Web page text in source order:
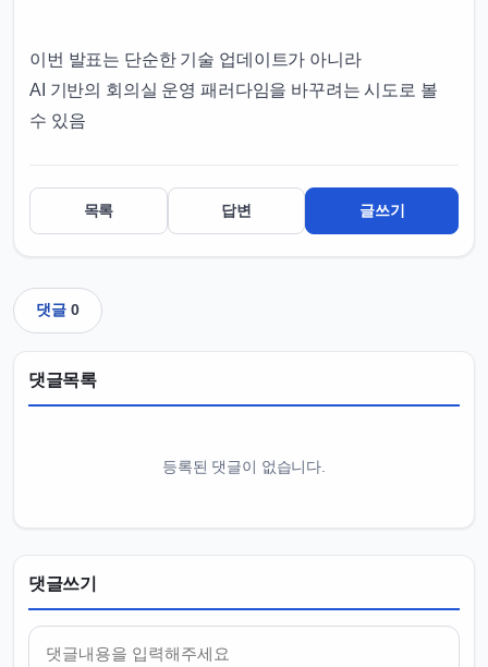
이번 발표는 단순한 기술 업데이트가 아니라
AI 기반의 회의실 운영 패러다임을 바꾸려는 시도로 볼
수 있음
목록 답변 글쓰기
댓글 0
댓글목록
등록된 댓글이 없습니다.
댓글쓰기
내용